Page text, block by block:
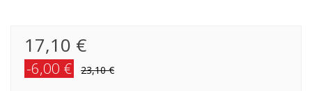
17,10 €
-6,00 € 23,10 €